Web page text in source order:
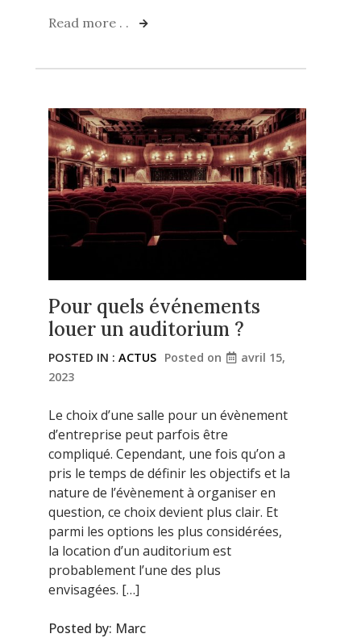
Read more . .
Pour quels événements
louer un auditorium ?
POSTED IN : ACTUS Posted on
avril 15,
2023
Le choix d’une salle pour un évènement
d’entreprise peut parfois être
compliqué. Cependant, une fois qu’on a
pris le temps de définir les objectifs et la
nature de l’évènement à organiser en
question, ce choix devient plus clair. Et
parmi les options les plus considérées,
la location d’un auditorium est
probablement l’une des plus
envisagées. […]
Posted by: Marc